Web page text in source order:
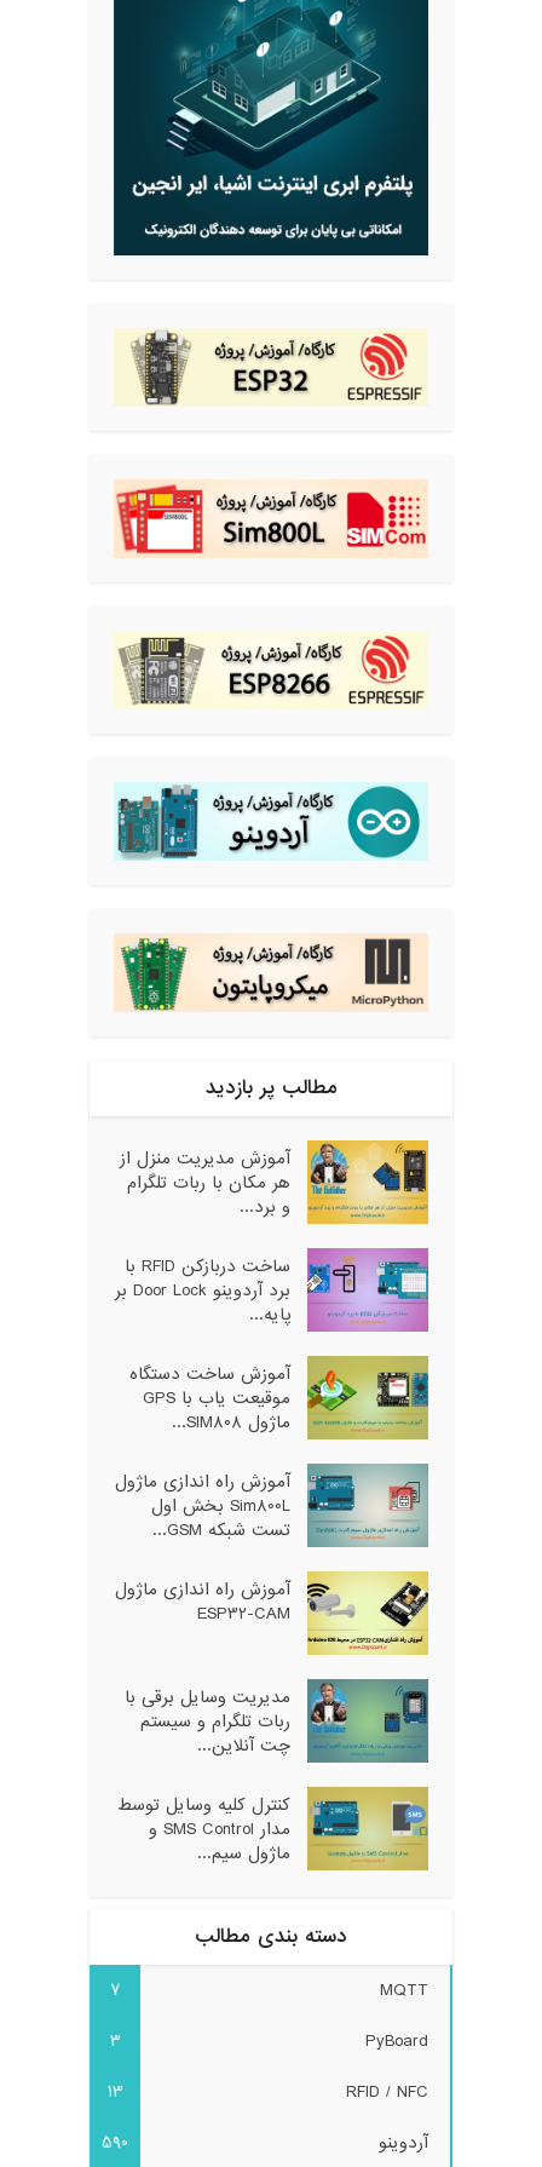
مطالب پر بازدید
آموزش مدیریت منزل از
هر مکان با ربات تلگرام
و برد...
ساخت دربازکن RFID با
برد آردوینو Door Lock بر
پایه...
آموزش ساخت دستگاه
موقیعت یاب با GPS
ماژول SIM808...
آموزش راه اندازی ماژول
Sim800L بخش اول
تست شبکه GSM...
آموزش راه اندازی ماژول
ESP32-CAM
مدیریت وسایل برقی با
ربات تلگرام و سیستم
چت آنلاین...
کنترل کلیه وسایل توسط
مدار SMS Control و
ماژول سیم...
دسته بندی مطالب
MQTT
7
PyBoard
3
RFID / NFC
13
آردوینو
590